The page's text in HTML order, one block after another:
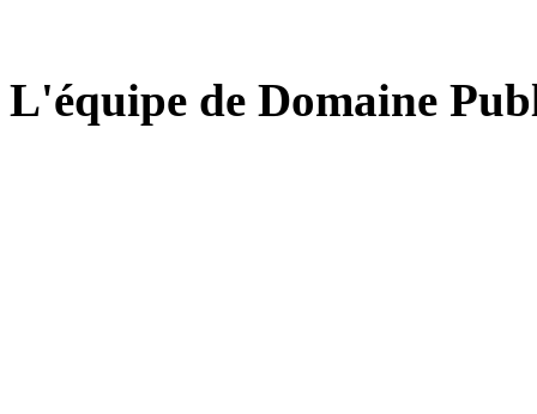
L'équipe de Domaine